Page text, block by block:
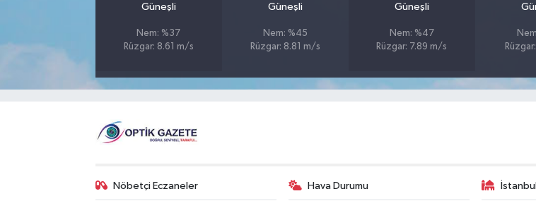
Güneşli
Nem: %37
Rüzgar: 8.61 m/s
Güneşli
Nem: %45
Rüzgar: 8.81 m/s
Güneşli
Nem: %47
Rüzgar: 7.89 m/s
Nöbetçi Eczaneler Hava Durumu